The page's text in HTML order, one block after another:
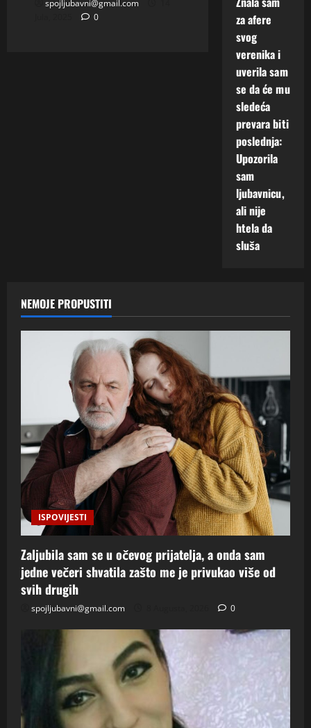
spojljubavni@gmail.com
0
za afere
svog
verenika i
uverila sam
se da će mu
sledeća
prevara biti
poslednja:
Upozorila
sam
ljubavnicu,
ali nije
htela da
sluša
NEMOJE PROPUSTITI
ISPOVIJESTI
Zaljubila sam se u očevog prijatelja, a onda sam
jedne večeri shvatila zašto me je privukao više od
svih drugih
spojljubavni@gmail.com 0